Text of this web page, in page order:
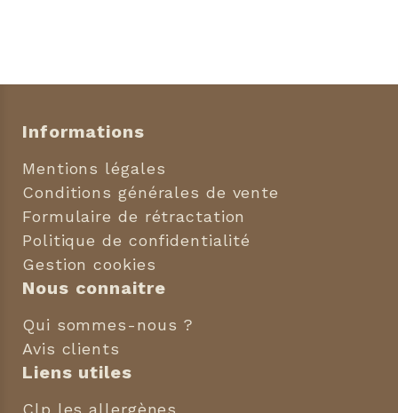
Informations
Mentions légales
Conditions générales de vente
Formulaire de rétractation
Politique de confidentialité
Gestion cookies
Nous connaitre
Qui sommes-nous ?
Avis clients
Liens utiles